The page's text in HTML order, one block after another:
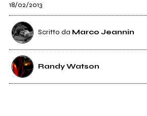
18/02/2013
Scritto da Marco Jeannin
Randy Watson